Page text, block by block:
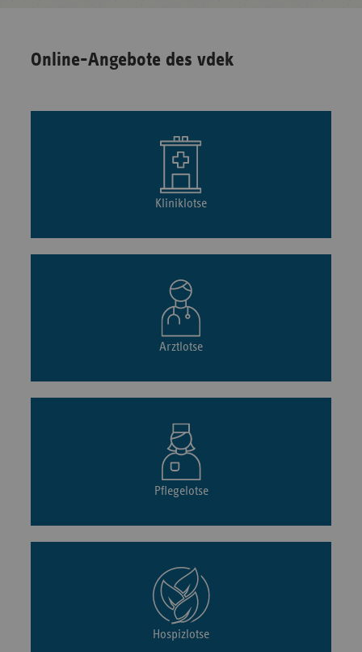
Online-Angebote des vdek
Kliniklotse
Arztlotse
Pflegelotse
Hospizlotse